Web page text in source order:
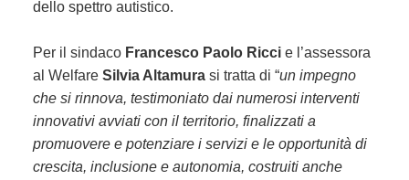
dello spettro autistico.
Per il sindaco Francesco Paolo Ricci e l’assessora
al Welfare Silvia Altamura si tratta di “un impegno
che si rinnova, testimoniato dai numerosi interventi
innovativi avviati con il territorio, finalizzati a
promuovere e potenziare i servizi e le opportunità di
crescita, inclusione e autonomia, costruiti anche